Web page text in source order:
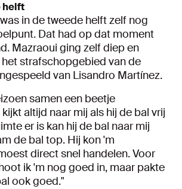
helft
in de tweede helft zelf nog
Dat had op dat moment
Mazraoui ging zelf diep en
strafschopgebied van de
van Lisandro Martínez.
samen een beetje
altijd naar mij als hij de bal vrij
er is kan hij de bal naar mij
de bal top. Hij kon 'm
direct snel handelen. Voor
ik 'm nog goed in, maar pakte
ook goed."